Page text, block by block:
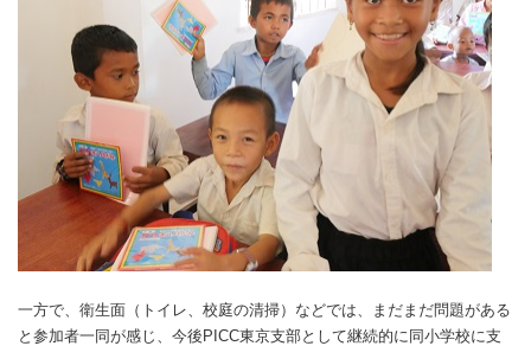
一方で、衛生面（トイレ、校庭の清掃）などでは、まだまだ問題がある
と参加者一同が感じ、今後PICC東京支部として継続的に同小学校に支